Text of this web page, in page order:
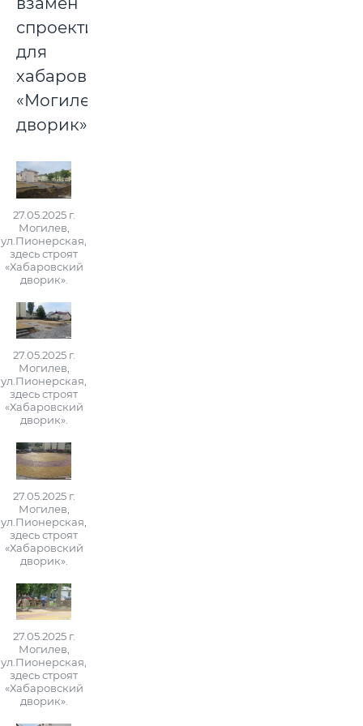
спроектируют
для
хабаровчан
«Могилевский
дворик».
27.05.2025 г.
Могилев,
ул.Пионерская,
здесь строят
«Хабаровский
дворик».
27.05.2025 г.
Могилев,
ул.Пионерская,
здесь строят
«Хабаровский
дворик».
27.05.2025 г.
Могилев,
ул.Пионерская,
здесь строят
«Хабаровский
дворик».
27.05.2025 г.
Могилев,
ул.Пионерская,
здесь строят
«Хабаровский
дворик».